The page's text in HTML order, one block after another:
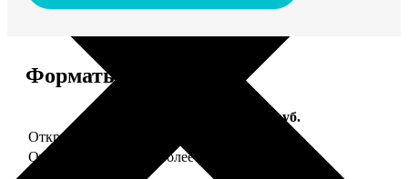
Форматы и цены
Цена, руб.
Открытка А5 "отправим за Вас"
Открытка А5 6 шт и более